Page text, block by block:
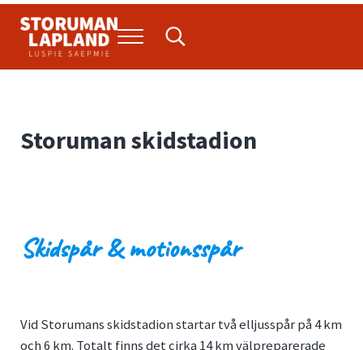
Storuman Lapland
Menu Search...
Storuman skidstadion
Skidspår & motionsspår
Vid Storumans skidstadion startar två elljusspår på 4 km
och 6 km. Totalt finns det cirka 14 km välpreparerade